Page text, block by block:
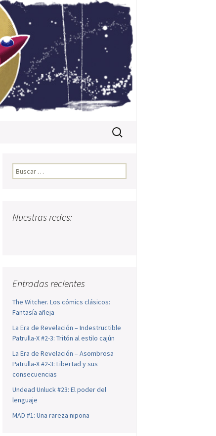
Buscar:
Buscar:
Nuestras redes:
Entradas recientes
The Witcher. Los cómics clásicos:
Fantasía añeja
La Era de Revelación – Indestructible
Patrulla-X #2-3: Tritón al estilo cajún
La Era de Revelación – Asombrosa
Patrulla-X #2-3: Libertad y sus
consecuencias
Undead Unluck #23: El poder del
lenguaje
MAD #1: Una rareza nipona